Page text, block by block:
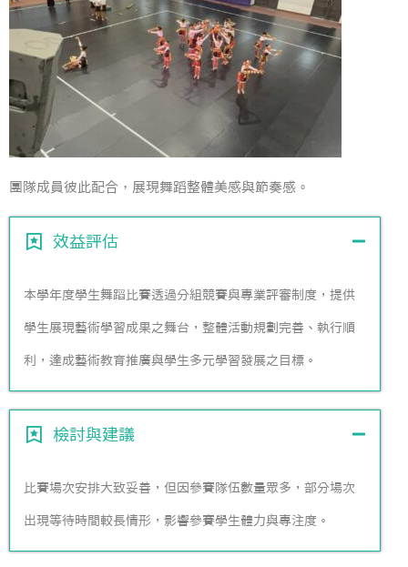
團隊成員彼此配合，展現舞蹈整體美感與節奏感。
效益評估
本學年度學生舞蹈比賽透過分組競賽與專業評審制度，提供
學生展現藝術學習成果之舞台，整體活動規劃完善、執行順
利，達成藝術教育推廣與學生多元學習發展之目標。
檢討與建議
比賽場次安排大致妥善，但因參賽隊伍數量眾多，部分場次
出現等待時間較長情形，影響參賽學生體力與專注度。